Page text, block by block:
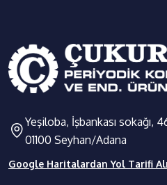
Yeşiloba, İşbankası sokağı,
01100 Seyhan/Adana
Google Haritalardan Yol Tarifi